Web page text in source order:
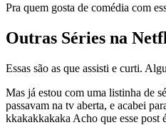
Pra quem gosta de comédia com
Outras Séries na
Essas são as que assisti e curti.
Mas já estou com uma listinha de
passavam na tv aberta, e acabei
kkakakkakaka Acho que esse